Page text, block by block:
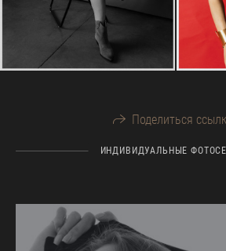
Поделиться
ИНДИВИДУАЛЬНЫЕ